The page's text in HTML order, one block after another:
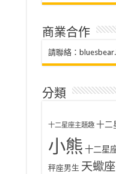
商業合作
請聯絡：
分類
十二星座主題趣 十二
小熊 十二星
秤座男生 天蠍座